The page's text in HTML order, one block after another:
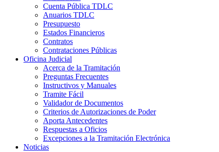
Cuenta Pública TDLC
Anuarios TDLC
Presupuesto
Estados Financieros
Contratos
Contrataciones Públicas
Oficina Judicial
Acerca de la Tramitación
Preguntas Frecuentes
Instructivos y Manuales
Tramite Fácil
Validador de Documentos
Criterios de Autorizaciones de Poder
Aporta Antecedentes
Respuestas a Oficios
Excepciones a la Tramitación Electrónica
Noticias